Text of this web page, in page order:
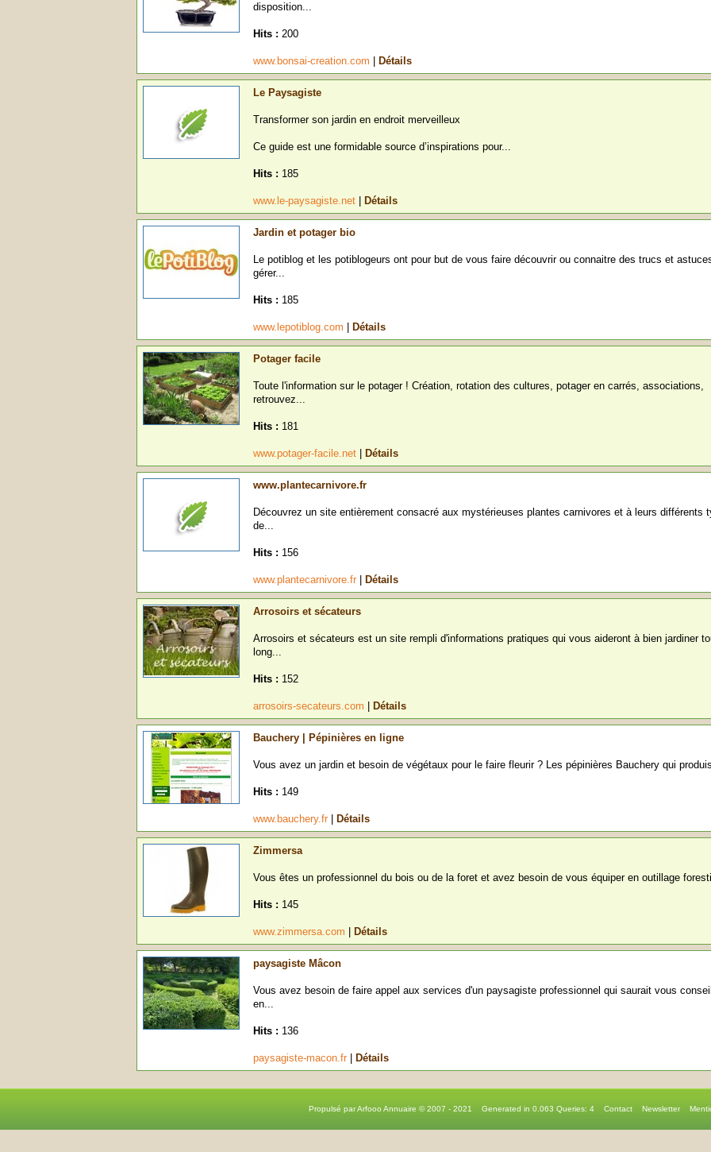
disposition...
Hits : 200
www.bonsai-creation.com Détails
Le Paysagiste
Transformer son jardin en endroit merveilleux
Ce guide est une formidable source d’inspirations pour...
Hits : 185
www.le-paysagiste.net Détails
Jardin et potager bio
Le potiblog et les potiblogeurs ont pour but de vous faire découvrir ou connaitre des trucs et
gérer...
Hits : 185
www.lepotiblog.com Détails
Potager facile
Toute l'information sur le potager ! Création, rotation des cultures, potager en carrés, associations,
retrouvez...
Hits : 181
www.potager-facile.net Détails
www.plantecarnivore.fr
Découvrez un site entièrement consacré aux mystérieuses plantes carnivores et à leurs différents
de...
Hits : 156
www.plantecarnivore.fr Détails
Arrosoirs et sécateurs
Arrosoirs et sécateurs est un site rempli d'informations pratiques qui vous aideront à bien jardiner
long...
Hits : 152
arrosoirs-secateurs.com Détails
Bauchery | Pépinières en ligne
Vous avez un jardin et besoin de végétaux pour le faire fleurir ? Les pépinières Bauchery qui
Hits : 149
www.bauchery.fr Détails
Zimmersa
Vous êtes un professionnel du bois ou de la foret et avez besoin de vous équiper en outillage
Hits : 145
www.zimmersa.com Détails
paysagiste Mâcon
Vous avez besoin de faire appel aux services d'un paysagiste professionnel qui saurait vous
en...
Hits : 136
paysagiste-macon.fr Détails
Propulsé par Arfooo Annuaire © 2007 - 2021 Generated in 0.063 Queries: 4 Contact Newsletter